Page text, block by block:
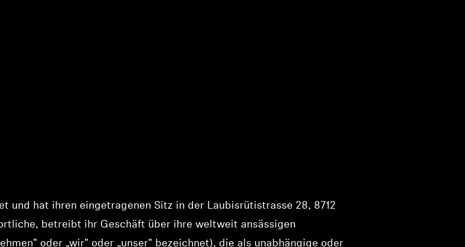
und hat ihren eingetragenen Sitz in der Laubisrütistrasse 28, 8712
betreibt ihr Geschäft über ihre weltweit ansässigen
oder „wir" oder „unser" bezeichnet), die als unabhängige oder